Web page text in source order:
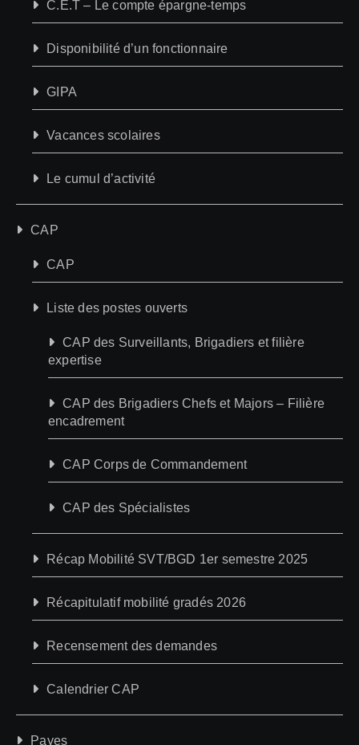
C.E.T – Le compte épargne-temps
Disponibilité d’un fonctionnaire
GIPA
Vacances scolaires
Le cumul d’activité
CAP
CAP
Liste des postes ouverts
CAP des Surveillants, Brigadiers et filière
expertise
CAP des Brigadiers Chefs et Majors – Filière
encadrement
CAP Corps de Commandement
CAP des Spécialistes
Récap Mobilité SVT/BGD 1er semestre 2025
Récapitulatif mobilité gradés 2026
Recensement des demandes
Calendrier CAP
Payes